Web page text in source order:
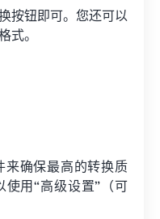
按钮即可。您还可以
式。
来确保最高的转换质
用“高级设置”（可